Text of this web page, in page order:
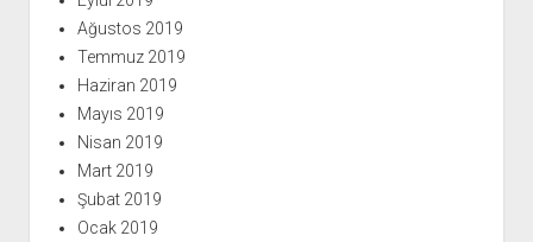
Ağustos 2019
Temmuz 2019
Haziran 2019
Mayıs 2019
Nisan 2019
Mart 2019
Şubat 2019
Ocak 2019